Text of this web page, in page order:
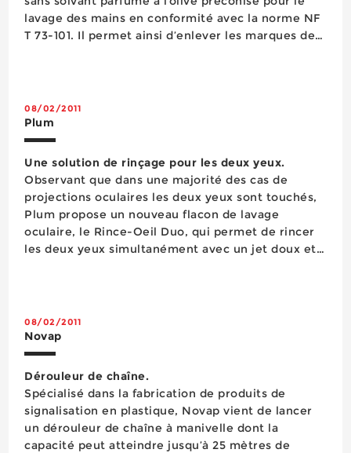
lavage des mains en conformité avec la norme NF
T 73-101. Il permet ainsi d’enlever les marques de
08/02/2011
Plum
Une solution de rinçage pour les deux yeux.
Observant que dans une majorité des cas de
projections oculaires les deux yeux sont touchés,
Plum propose un nouveau flacon de lavage
oculaire, le Rince-Oeil Duo, qui permet de rincer
les deux yeux simultanément avec un jet doux et
08/02/2011
Novap
Dérouleur de chaîne.
Spécialisé dans la fabrication de produits de
signalisation en plastique, Novap vient de lancer
un dérouleur de chaîne à manivelle dont la
capacité peut atteindre jusqu’à 25 mètres de